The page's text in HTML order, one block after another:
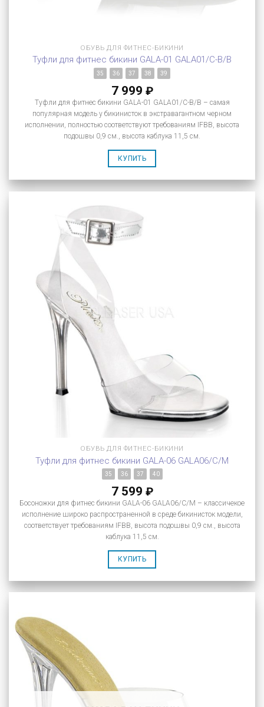
ОБУВЬ ДЛЯ ФИТНЕС-БИКИНИ
Туфли для фитнес бикини GALA-01 GALA01/C-B/B
35 36 37 38 39
7 999 ₽
Туфли для фитнес бикини GALA-01 GALA01/C-B/B – самая
популярная модель у бикинисток в экстравагантном черном
исполнении, полностью соответствуют требованиям IFBB, высота
подошвы 0,9 см., высота каблука 11,5 см.
КУПИТЬ
ОБУВЬ ДЛЯ ФИТНЕС-БИКИНИ
Туфли для фитнес бикини GALA-06 GALA06/C/M
35 36 37 40
7 599 ₽
Босоножки для фитнес бикини GALA-06 GALA06/C/M – классичекое
исполнение широко распространенной в среде бикинисток модели,
соответствует требованиям IFBB, высота подошвы 0,9 см., высота
каблука 11,5 см.
КУПИТЬ